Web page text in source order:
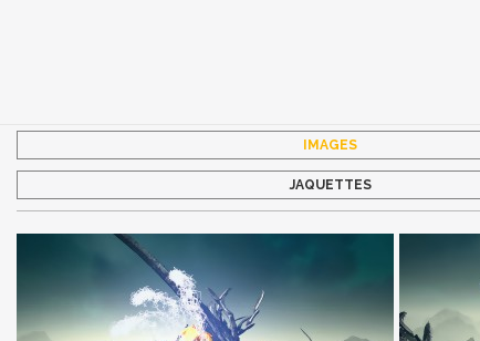
IMAGES
JAQUETTES